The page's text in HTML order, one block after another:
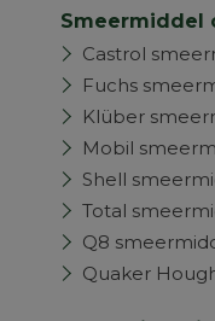
Smeermiddel
Castrol
Fuchs
Klüber
Mobil
Shell
Total
Q8
Quaker